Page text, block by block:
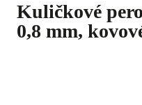
Kuličkové
0,8 mm,